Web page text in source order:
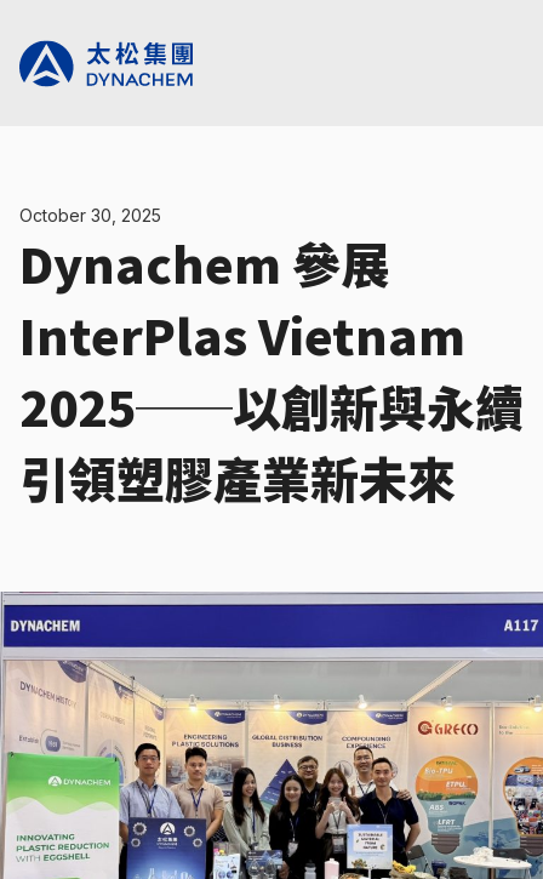
October 30, 2025
Dynachem 參展
InterPlas Vietnam
2025──以創新與永續
引領塑膠產業新未來